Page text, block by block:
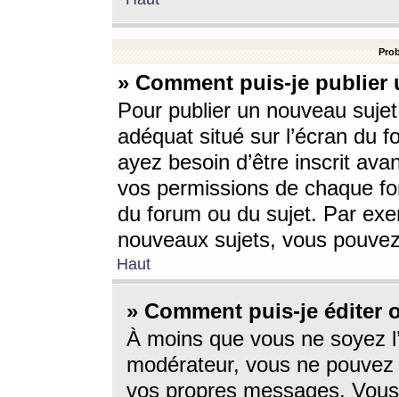
» Comment puis-je
Pour publier un nouveau
adéquat situé sur l’écran du
ayez besoin d’être inscrit
vos permissions de chaque
du forum ou du sujet. Par
nouveaux sujets, vous
Haut
» Comment puis-je éditer
À moins que vous ne soyez
modérateur, vous ne
vos propres messages.